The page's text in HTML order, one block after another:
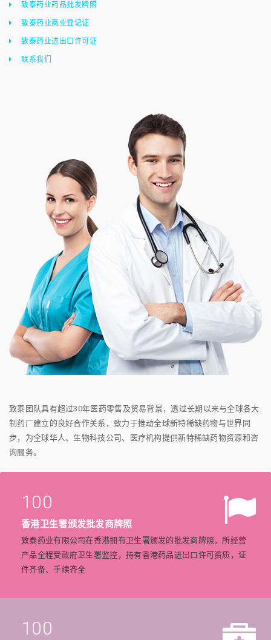
致泰药业药品批发牌照
致泰药业商业登记证
致泰药业进出口许可证
联系我们
致泰团队具有超过30年医药零售及贸易背景，透过长期以来与全球各大
制药厂建立的良好合作关系，致力于推动全球新特稀缺药物与世界同
步，为全球华人、生物科技公司、医疗机构提供新特稀缺药物资源和咨
询服务。
100
香港卫生署颁发批发商牌照
致泰药业有限公司在香港拥有卫生署颁发的批发商牌照，所经营
产品全程受政府卫生署监控，持有香港药品进出口许可资质，证
件齐备、手续齐全
100